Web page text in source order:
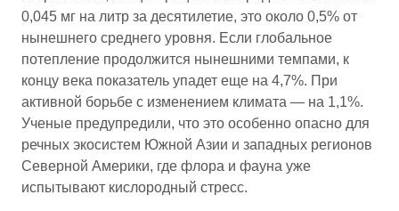
0,045 мг на литр за десятилетие, это около 0,5% от
нынешнего среднего уровня. Если глобальное
потепление продолжится нынешними темпами, к
концу века показатель упадет еще на 4,7%. При
активной борьбе с изменением климата — на 1,1%.
Ученые предупредили, что это особенно опасно для
речных экосистем Южной Азии и западных регионов
Северной Америки, где флора и фауна уже
испытывают кислородный стресс.